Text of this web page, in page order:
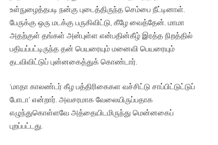
உள்நுழைத்தபடி நன்கு புடைத்திருந்த செம்பை நீட்டினாள்.
பேருக்கு ஒரு மடக்கு பருகிவிட்டு, கீழே வைத்தேன். மாமா
அதற்குள் தங்கள் அன்புள்ள என்பதின்கீழ் இரத்த நிறத்தில்
பதியப்பட்டிருந்த தன் பெயரையும் மனைவி பெயரையும்
தடவிவிட்டுப் புன்னகைத்துக் கொண்டார்.
‘மாதா காலண்டர் கீழ பத்திரிகைகள வச்சிட்டு சாப்பிட்டுட்டுப்
போடா’ என்றார். அவசரமாக வேலையிருப்பதாக
எழுந்துகொள்ளவே அத்தையிடமிருந்து மென்னகைப்
புறப்பட்டது.